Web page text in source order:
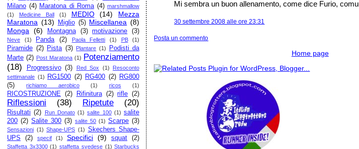
Milano (4) Maratona di Roma (4) marshmallow
(1)
Medicine Ball (1) MEDIO (14)
Mezza
Maratona (13) Miglio (5) Miscellanea (8)
Monga
(6) Montagna (3) motivazione (3)
Neve (1) Panda (2) Paola Felletti (1) PB (1)
Piramide (2) Pista (3) Plantare (1)
Podisti da
Marte (2) Post Maratona (1) Potenziamento
(18)
Progressivo (3) Red Sox (1)
Resoconto
settimanale (1) RG1500 (2) RG400 (2) RG800
(5)
richiamo aerobico (1) ricos (1)
RICOSTRUZIONE (2) Rifinitura (2) rifle (2)
Riflessioni (38) Ripetute (20)
Risultati (2) Run Donato (1) salite 100 (1) salite
200 (2) Salite 300 (3) salite 50 (1) Scarpe (3)
Sensazioni (1) Shape-UPS (1) Skechers Shape-
UPS
(2) specif (1) Specifici (9) squat (2)
Staffetta 3x3300 (1) staffetta svedese (1) Starbucks
Mi sembra un buon allenamento, come dice Furio,
30 settembre 2008 alle ore 23:31
Posta un commento
Home page